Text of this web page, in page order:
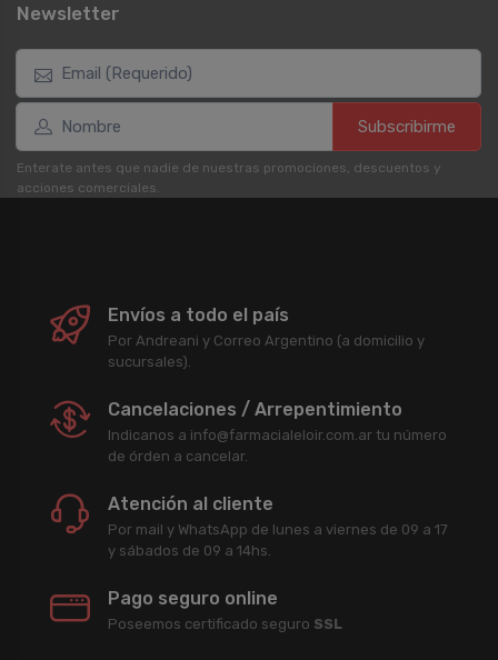
Newsletter
Subscribirme
Enterate antes que nadie de nuestras promociones, descuentos y
acciones comerciales.
Envíos a todo el país
Por Andreani y Correo Argentino (a domicilio y
sucursales).
Cancelaciones / Arrepentimiento
Indicanos a info@farmacialeloir.com.ar tu número
de órden a cancelar.
Atención al cliente
Por mail y WhatsApp de lunes a viernes de 09 a 17
y sábados de 09 a 14hs.
Pago seguro online
Poseemos certificado seguro SSL